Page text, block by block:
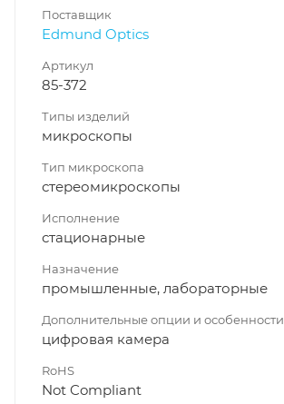
Поставщик
Edmund Optics
Артикул
85-372
Типы изделий
микроскопы
Тип микроскопа
стереомикроскопы
Исполнение
стационарные
Назначение
промышленные, лабораторные
Дополнительные опции и особенности
цифровая камера
RoHS
Not Compliant